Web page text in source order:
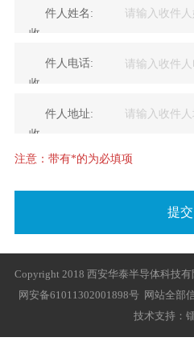
收
件人姓名:
收
件人电话:
收
件人地址:
注意：带有*的为必填项
提交
Copyright 2018 西安华泰半导体科技有
网安备61011302001898号网站全部
技术支持：